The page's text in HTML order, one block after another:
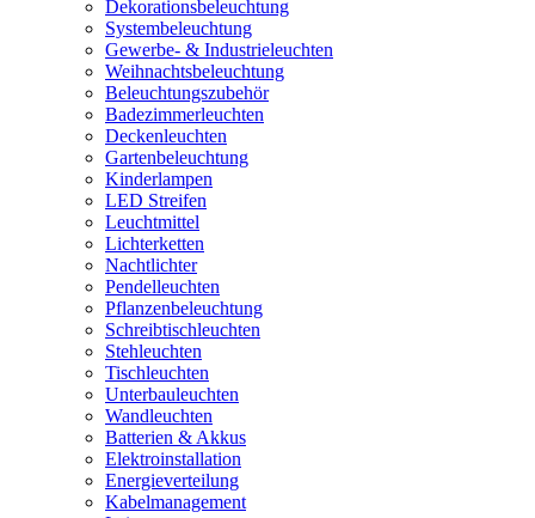
Dekorationsbeleuchtung
Systembeleuchtung
Gewerbe- & Industrieleuchten
Weihnachtsbeleuchtung
Beleuchtungszubehör
Badezimmerleuchten
Deckenleuchten
Gartenbeleuchtung
Kinderlampen
LED Streifen
Leuchtmittel
Lichterketten
Nachtlichter
Pendelleuchten
Pflanzenbeleuchtung
Schreibtischleuchten
Stehleuchten
Tischleuchten
Unterbauleuchten
Wandleuchten
Batterien & Akkus
Elektroinstallation
Energieverteilung
Kabelmanagement